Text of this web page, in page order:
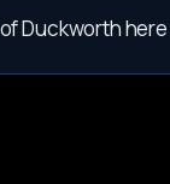
Duckworth here